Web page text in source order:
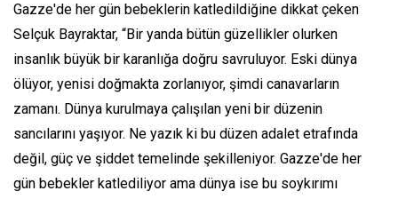
Gazze'de her gün bebeklerin katledildiğine dikkat çeken
Selçuk Bayraktar, “Bir yanda bütün güzellikler olurken
insanlık büyük bir karanlığa doğru savruluyor. Eski dünya
ölüyor, yenisi doğmakta zorlanıyor, şimdi canavarların
zamanı. Dünya kurulmaya çalışılan yeni bir düzenin
sancılarını yaşıyor. Ne yazık ki bu düzen adalet etrafında
değil, güç ve şiddet temelinde şekilleniyor. Gazze'de her
gün bebekler katlediliyor ama dünya ise bu soykırımı